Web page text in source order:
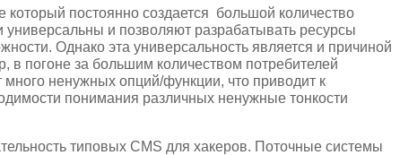
постоянно создается большой количество
и позволяют разрабатывать ресурсы
Однако эта универсальность является и причиной
в погоне за большим количеством потребителей
ненужных опций/функции, что приводит к
понимания различных ненужные тонкости
типовых CMS для хакеров. Поточные системы